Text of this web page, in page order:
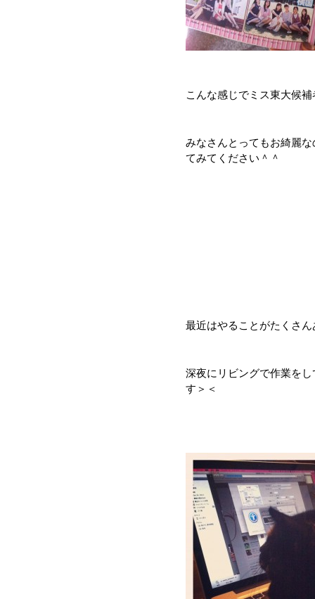
こんな感じでミス東大候
みなさんとってもお綺麗
てみてください＾＾
最近はやることがたくさ
深夜にリビングで作業を
す＞＜